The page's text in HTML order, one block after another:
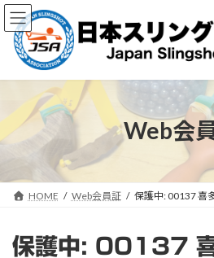
コ
ン
キ
ッ
ナ
ビ
に
移
Web会
HOME Web会員証 保護中: 00137
保護中: 00137